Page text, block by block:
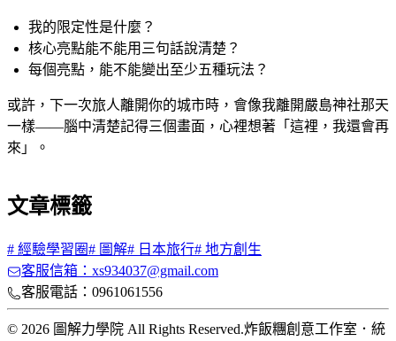
我的限定性是什麼？
核心亮點能不能用三句話說清楚？
每個亮點，能不能變出至少五種玩法？
或許，下一次旅人離開你的城市時，會像我離開嚴島神社那天
一樣——腦中清楚記得三個畫面，心裡想著「這裡，我還會再
來」。
文章標籤
# 經驗學習圈# 圖解# 日本旅行# 地方創生
客服信箱：xs934037@gmail.com
客服電話：0961061556
© 2026 圖解力學院 All Rights Reserved.炸飯糰創意工作室 ． 統